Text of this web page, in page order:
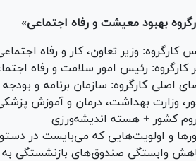
بهبود معیشت و رفاه اجتماعی»
کارگروه: وزیر تعاون، کار و رفاه
کارگروه: رئیس امور سلامت و رفاه
اصلی کارگروه: سازمان برنامه و
وزارت بهداشت، درمان و آموزش
کشور + هسته اندیشه‌ورزی
و اولویت‌هایی که می‌بایست در
وابستگی صندوق‌های بازنشستگی به